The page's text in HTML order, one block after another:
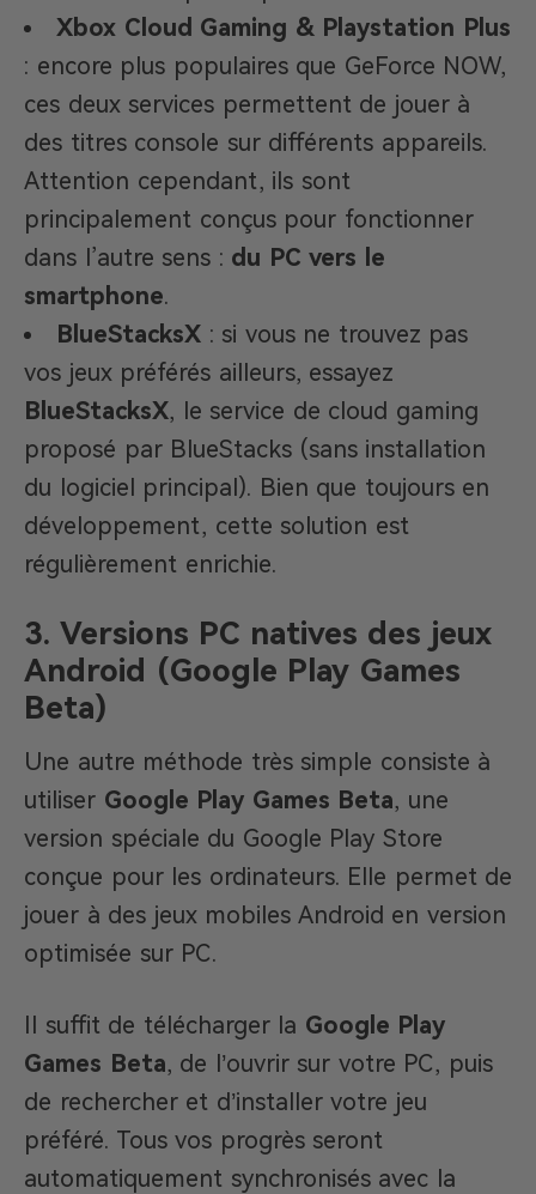
Xbox Cloud Gaming & Playstation Plus
: encore plus populaires que GeForce NOW,
ces deux services permettent de jouer à
des titres console sur différents appareils.
Attention cependant, ils sont
principalement conçus pour fonctionner
dans l’autre sens : du PC vers le
smartphone.
BlueStacksX : si vous ne trouvez pas
vos jeux préférés ailleurs, essayez
BlueStacksX, le service de cloud gaming
proposé par BlueStacks (sans installation
du logiciel principal). Bien que toujours en
développement, cette solution est
régulièrement enrichie.
3. Versions PC natives des jeux
Android (Google Play Games
Beta)
Une autre méthode très simple consiste à
utiliser Google Play Games Beta, une
version spéciale du Google Play Store
conçue pour les ordinateurs. Elle permet de
jouer à des jeux mobiles Android en version
optimisée sur PC.
Il suffit de télécharger la Google Play
Games Beta, de l’ouvrir sur votre PC, puis
de rechercher et d’installer votre jeu
préféré. Tous vos progrès seront
automatiquement synchronisés avec la